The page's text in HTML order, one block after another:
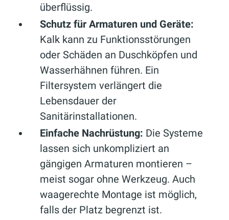
überflüssig.
Schutz für Armaturen und Geräte:
Kalk kann zu Funktionsstörungen
oder Schäden an Duschköpfen und
Wasserhähnen führen. Ein
Filtersystem verlängert die
Lebensdauer der
Sanitärinstallationen.
Einfache Nachrüstung: Die Systeme
lassen sich unkompliziert an
gängigen Armaturen montieren –
meist sogar ohne Werkzeug. Auch
waagerechte Montage ist möglich,
falls der Platz begrenzt ist.